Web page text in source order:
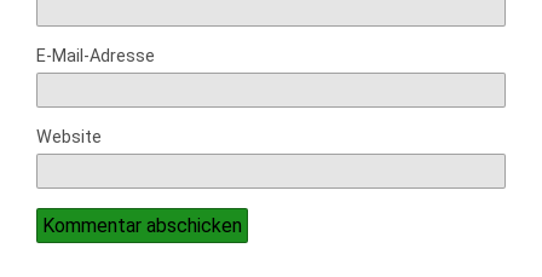
E-Mail-Adresse
Website